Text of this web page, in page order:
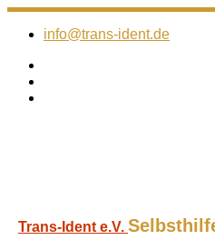
Zum
Inhalt
info@trans-ident.de
Trans-Ident e.V.